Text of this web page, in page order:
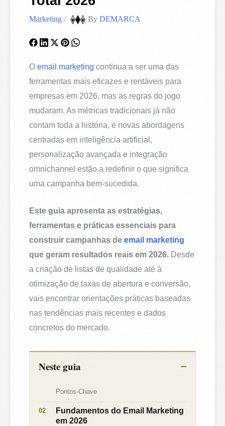
Marketing / ByDEMARCA
Oemail marketing continua a ser uma das
ferramentas mais eficazes e rentáveis para
empresas em 2026, mas as regras do jogo
mudaram. As métricas tradicionais já não
contam toda a história, e novas abordagens
centradas em inteligência artificial,
personalização avançada e integração
omnichannel estão a redefinir o que significa
uma campanha bem-sucedida.
Este guia apresenta as estratégias,
ferramentas e práticas essenciais para
construir campanhas deemail marketing
que geram resultados reais em 2026. Desde
a criação de listas de qualidade até à
otimização de taxas de abertura e conversão,
vais encontrar orientações práticas baseadas
nas tendências mais recentes e dados
concretos do mercado.
Neste guia
Pontos-Chave
Fundamentos do Email Marketing
em 2026